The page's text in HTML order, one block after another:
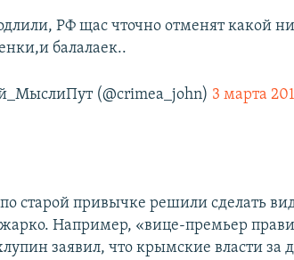
РФ щас чточно отменят какой
балалаек..
(@crimea_john) 3 марта
старой привычке решили сделать
Например, «вице-премьер
заявил, что крымские власти за